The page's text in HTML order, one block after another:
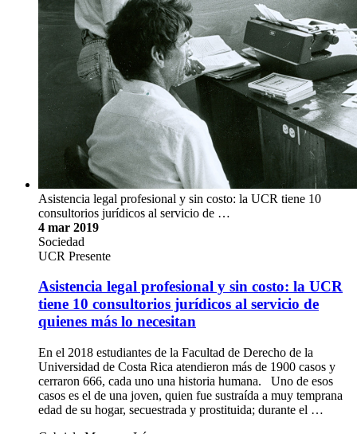
Asistencia legal profesional y sin costo: la UCR tiene 10
consultorios jurídicos al servicio de …
4 mar 2019
Sociedad
UCR Presente
Asistencia legal profesional y sin costo: la UCR
tiene 10 consultorios jurídicos al servicio de
quienes más lo necesitan
En el 2018 estudiantes de la Facultad de Derecho de la
Universidad de Costa Rica atendieron más de 1900 casos y
cerraron 666, cada uno una historia humana. Uno de esos
casos es el de una joven, quien fue sustraída a muy temprana
edad de su hogar, secuestrada y prostituida; durante el …